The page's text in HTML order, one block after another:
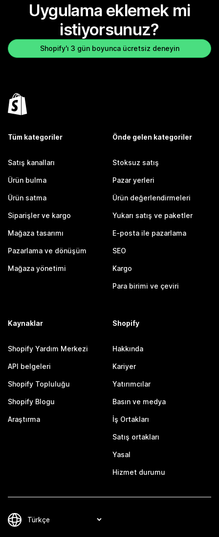
Uygulama eklemek mi
istiyorsunuz?
Shopify'ı 3 gün boyunca ücretsiz deneyin
Tüm kategoriler
Satış kanalları
Ürün bulma
Ürün satma
Siparişler ve kargo
Mağaza tasarımı
Pazarlama ve dönüşüm
Mağaza yönetimi
Önde gelen kategoriler
Stoksuz satış
Pazar yerleri
Ürün değerlendirmeleri
Yukarı satış ve paketler
E-posta ile pazarlama
SEO
Kargo
Para birimi ve çeviri
Kaynaklar
Shopify Yardım Merkezi
API belgeleri
Shopify Topluluğu
Shopify Blogu
Araştırma
Shopify
Hakkında
Kariyer
Yatırımcılar
Basın ve medya
İş Ortakları
Satış ortakları
Yasal
Hizmet durumu